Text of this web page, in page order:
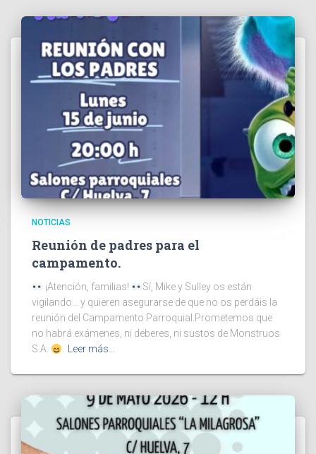
NOTICIAS
Reunión de padres para el
campamento.
¡Atención, familias!
Sí, Mike y Sulley os están
vigilando… y quieren asegurarse de que no os perdáis la
reunión del Campamento Parroquial.Prometemos que
no habrá exámenes, ni deberes, ni sustos de Monstruos
S.A.
. Leer más…